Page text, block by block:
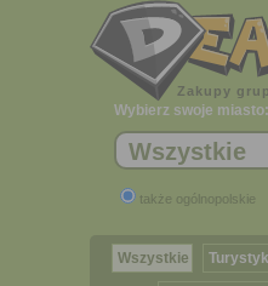
Zakupy
Wybierz swoje miasto:
Wszystkie
także ogólnopolskie
Wszystkie